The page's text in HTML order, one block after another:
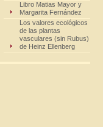
Libro Matias Mayor y
Margarita Fernández
Los valores ecológicos
de las plantas
vasculares (sin Rubus)
de Heinz Ellenberg